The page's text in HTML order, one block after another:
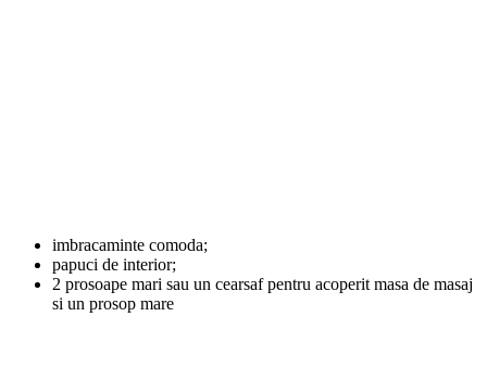
imbracaminte comoda;
papuci de interior;
2 prosoape mari sau un cearsaf pentru acoperit masa de masaj
si un prosop mare